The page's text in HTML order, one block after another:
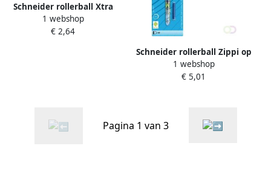
Schneider rollerball Xtra
805 0 5mm blauw
1 webshop
€ 2,64
Schneider rollerball Zippi op
blister assorti met
inktpatroon
1 webshop
€ 5,01
Pagina 1 van 3